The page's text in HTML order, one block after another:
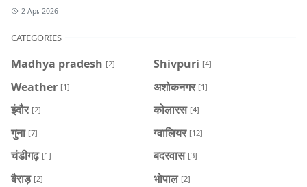
2 Apr, 2026
CATEGORIES
Madhya pradesh [2] Shivpuri [4]
Weather [1] अशोकनगर [1]
इंदौर [2] कोलारस [4]
गुना [7] ग्वालियर [12]
चंडीगढ़ [1] बदरवास [3]
बैराड़ [2] भोपाल [2]